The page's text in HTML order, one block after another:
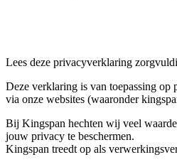
Lees deze privacyverklaring
Deze verklaring is van toepassing op
via onze websites (waaronder
Bij Kingspan hechten wij veel
jouw privacy te beschermen.
Kingspan treedt op als